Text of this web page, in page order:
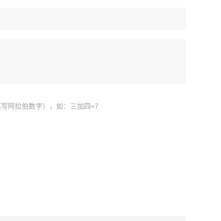
阿拉伯数字），如：三加四=7